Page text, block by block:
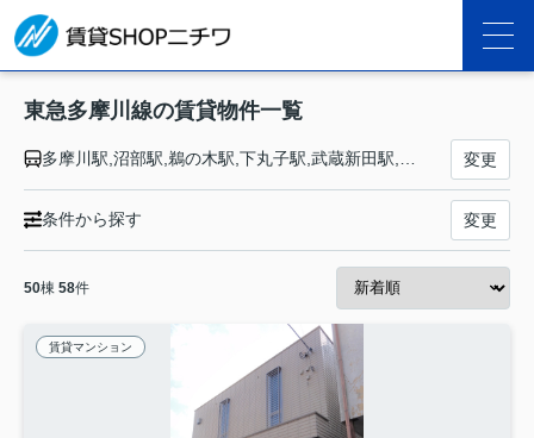
東急多摩川線の賃貸物件一覧
多摩川駅,沼部駅,鵜の木駅,下丸子駅,武蔵新田駅,矢口渡駅,蒲田駅 変更
条件から探す 変更
50棟 58件
賃貸マンション